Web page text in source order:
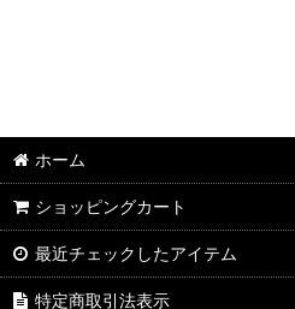
ホーム
ショッピングカート
最近チェックしたアイテム
特定商取引法表示